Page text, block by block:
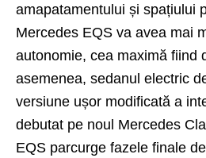
amapatamentului și spațiului
Mercedes EQS va avea mai
autonomie, cea maximă fiind
asemenea, sedanul electric
versiune ușor modificată a
debutat pe noul Mercedes
EQS parcurge fazele finale